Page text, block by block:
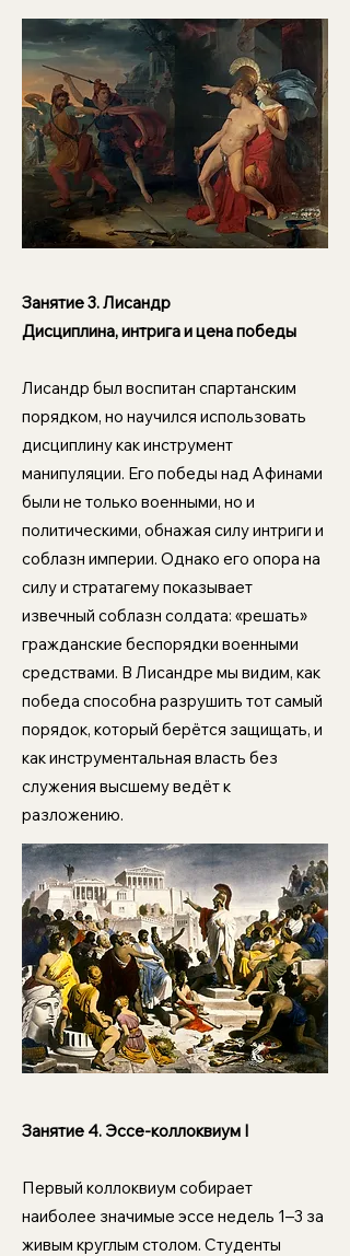
Занятие 3.Лисандр
Дисциплина, интрига и цена победы
Лисандр был воспитан спартанским
порядком, но научился использовать
дисциплину как инструмент
манипуляции. Его победы над Афинами
были не только военными, но и
политическими, обнажая силу интриги и
соблазн империи. Однако его опора на
силу и стратагему показывает
извечный соблазн солдата: «решать»
гражданские беспорядки военными
средствами. В Лисандре мы видим, как
победа способна разрушить тот самый
порядок, который берётся защищать, и
как инструментальная власть без
служения высшему ведёт к
разложению.
Занятие 4. Эссе-коллоквиум I
Первый коллоквиум собирает
наиболее значимые эссе недель 1–3 за
живым круглым столом. Студенты